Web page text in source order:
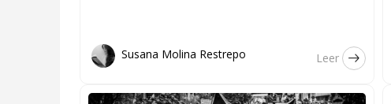
Susana Molina Restrepo Leer